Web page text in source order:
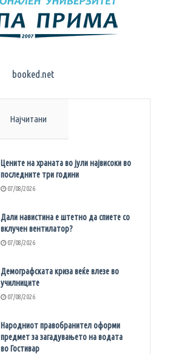
Најчитани
Цените на храната во јули највисоки во
последните три години
07/08/2026
Дали навистина е штетно да спиете со
вклучен вентилатор?
07/08/2026
Демографската криза веќе влезе во
училниците
07/08/2026
Народниот правобранител оформи
предмет за загадувањето на водата
во Гостивар